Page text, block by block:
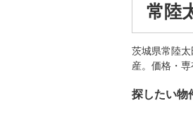
常陸
茨城県常陸
産。価格・
探したい物